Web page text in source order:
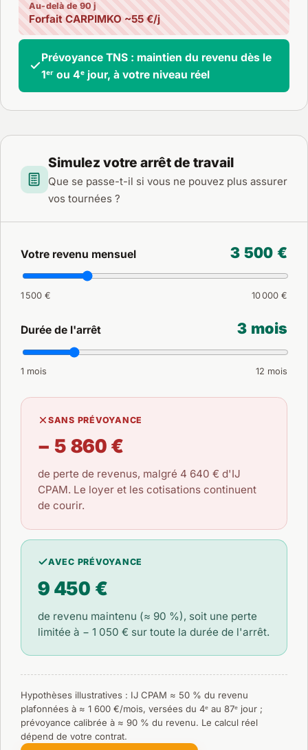
Au-delà de 90 j
Forfait CARPIMKO ~55 €/j
Prévoyance TNS : maintien du revenu dès le
1ᵉʳ ou 4ᵉ jour, à votre niveau réel
Simulez votre arrêt de travail
Que se passe-t-il si vous ne pouvez plus assurer
vos tournées ?
Votre revenu mensuel 3 500 €
1 500 € 10 000 €
Durée de l'arrêt 3 mois
1 mois 12 mois
SANS PRÉVOYANCE
− 5 860 €
de perte de revenus, malgré 4 640 € d'IJ
CPAM. Le loyer et les cotisations continuent
de courir.
AVEC PRÉVOYANCE
9 450 €
de revenu maintenu (≈ 90 %), soit une perte
limitée à − 1 050 € sur toute la durée de l'arrêt.
Hypothèses illustratives : IJ CPAM ≈ 50 % du revenu
plafonnées à ≈ 1 600 €/mois, versées du 4ᵉ au 87ᵉ jour ;
prévoyance calibrée à ≈ 90 % du revenu. Le calcul réel
dépend de votre contrat.